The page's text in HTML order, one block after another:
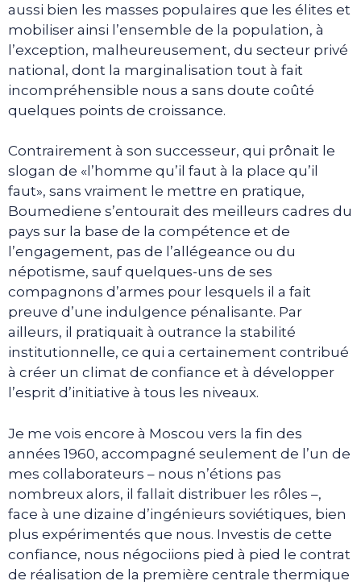
aussi bien les masses populaires que les élites et
mobiliser ainsi l’ensemble de la population, à
l’exception, malheureusement, du secteur privé
national, dont la marginalisation tout à fait
incompréhensible nous a sans doute coûté
quelques points de croissance.
Contrairement à son successeur, qui prônait le
slogan de «l’homme qu’il faut à la place qu’il
faut», sans vraiment le mettre en pratique,
Boumediene s’entourait des meilleurs cadres du
pays sur la base de la compétence et de
l’engagement, pas de l’allégeance ou du
népotisme, sauf quelques-uns de ses
compagnons d’armes pour lesquels il a fait
preuve d’une indulgence pénalisante. Par
ailleurs, il pratiquait à outrance la stabilité
institutionnelle, ce qui a certainement contribué
à créer un climat de confiance et à développer
l’esprit d’initiative à tous les niveaux.
Je me vois encore à Moscou vers la fin des
années 1960, accompagné seulement de l’un de
mes collaborateurs – nous n’étions pas
nombreux alors, il fallait distribuer les rôles –,
face à une dizaine d’ingénieurs soviétiques, bien
plus expérimentés que nous. Investis de cette
confiance, nous négociions pied à pied le contrat
de réalisation de la première centrale thermique